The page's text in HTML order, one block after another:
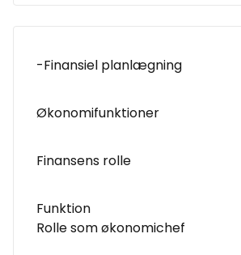
-Finansiel planlægning
Økonomifunktioner
Finansens rolle
Funktion
Rolle som økonomichef